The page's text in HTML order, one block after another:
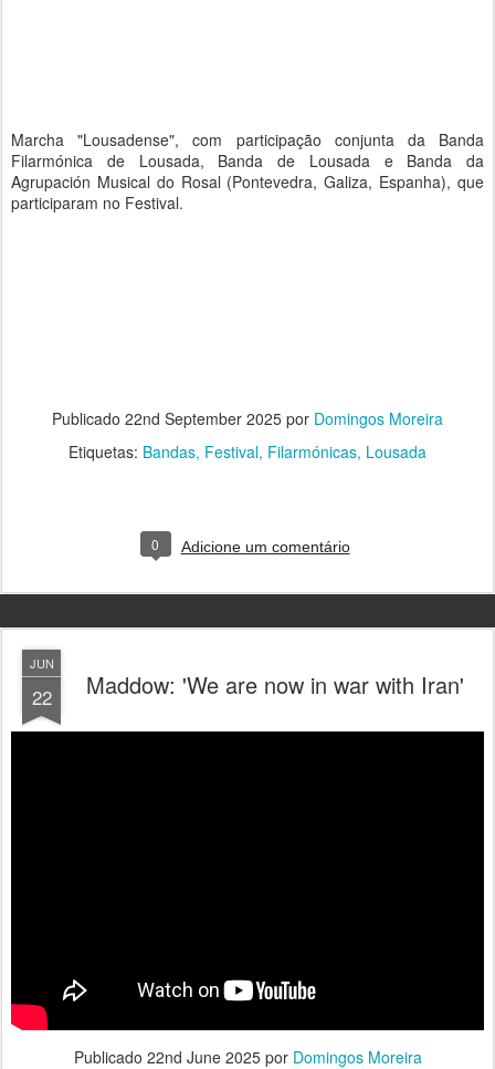
Marcha "Lousadense", com participação conjunta da Banda
Filarmónica de Lousada, Banda de Lousada e Banda da
Agrupación Musical do Rosal (Pontevedra, Galiza, Espanha), que
participaram no Festival.
Publicado 22nd September 2025 por Domingos Moreira
Etiquetas: Bandas Festival Filarmónicas Lousada
0 Adicione um comentário
JUN
22 Maddow: 'We are now in war with Iran'
Publicado 22nd June 2025por Domingos Moreira